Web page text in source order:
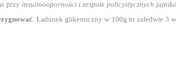
przy insulinooporności i zespole policystycznych
. Ładunek glikemiczny w 100g to zaledwie 3